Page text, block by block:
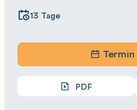
13 Tage
PDF